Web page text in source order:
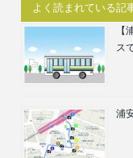
よく読まれている記
ス
浦